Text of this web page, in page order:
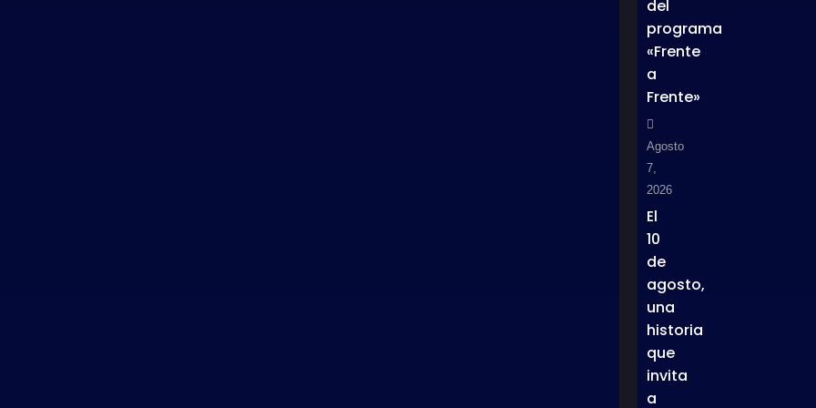
del
programa
«Frente
a
Frente»
Agosto
7,
2026
El
10
de
agosto,
una
historia
que
invita
a